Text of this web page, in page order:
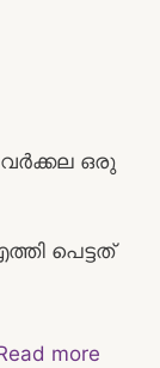
ഒരു
പെട്ടത്
more